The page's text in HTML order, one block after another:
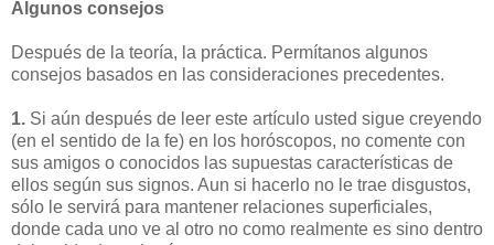
Algunos consejos
Después de la teoría, la práctica. Permítanos algunos
consejos basados en las consideraciones precedentes.
1. Si aún después de leer este artículo usted sigue creyendo
(en el sentido de la fe) en los horóscopos, no comente con
sus amigos o conocidos las supuestas características de
ellos según sus signos. Aun si hacerlo no le trae disgustos,
sólo le servirá para mantener relaciones superficiales,
donde cada uno ve al otro no como realmente es sino dentro